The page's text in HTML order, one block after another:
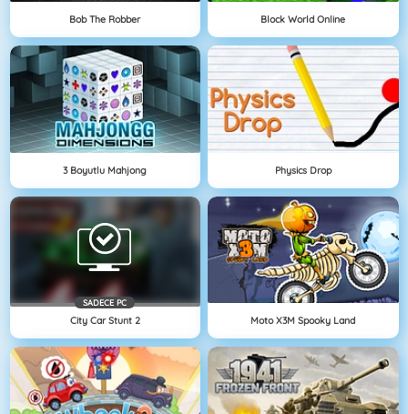
Bob The Robber Block World Online
3 Boyutlu Mahjong Physics Drop
SADECE PC
City Car Stunt 2 Moto X3M Spooky Land